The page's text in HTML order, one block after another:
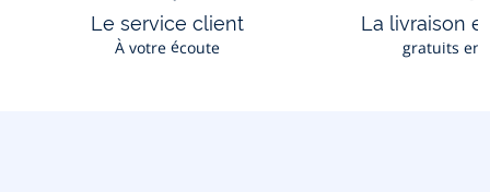
Le service client
À votre écoute
La livraison
gratuits en